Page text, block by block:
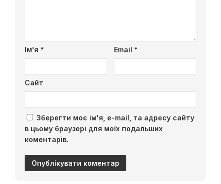
Ім'я * Email *
Сайт
Зберегти моє ім'я, e-mail, та адресу сайту
в цьому браузері для моїх подальших
коментарів.